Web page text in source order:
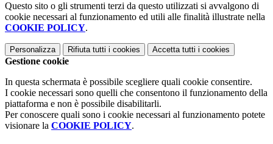
Questo sito o gli strumenti terzi da questo utilizzati si avvalgono di
cookie necessari al funzionamento ed utili alle finalità illustrate nella
COOKIE POLICY.
Personalizza Rifiuta tutti i cookies Accetta tutti i cookies
Gestione cookie
In questa schermata è possibile scegliere quali cookie consentire.
I cookie necessari sono quelli che consentono il funzionamento della
piattaforma e non è possibile disabilitarli.
Per conoscere quali sono i cookie necessari al funzionamento potete
visionare la COOKIE POLICY.